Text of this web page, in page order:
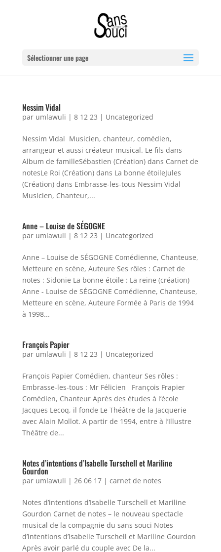
Sélectionner une page
Nessim Vidal
par umlawuli | 8 12 23 | Uncategorized
Nessim Vidal Musicien, chanteur, comédien,
arrangeur et aussi créateur musical. Le fils dans
Album de familleSébastien (Création) dans Carnet de
notesLe Roi (Création) dans La bonne étoileJules
(Création) dans Embrasse-les-tous Nessim Vidal
Musicien, Chanteur,...
Anne – Louise de SÉGOGNE
par umlawuli | 8 12 23 | Uncategorized
Anne – Louise de SÉGOGNE Comédienne, Chanteuse,
Metteure en scène, Auteure Ses rôles : Carnet de
notes : Sidonie La bonne étoile : La reine (création)
Anne - Louise de SÉGOGNE Comédienne, Chanteuse,
Metteure en scène, Auteure Formée à Paris de 1994
à 1998...
François Papier
par umlawuli | 8 12 23 | Uncategorized
François Papier Comédien, chanteur Ses rôles :
Embrasse-les-tous : Mr Félicien François Frapier
Comédien, Chanteur Après des études à l’école
Jacques Lecoq, il fonde Le Théâtre de la Jacquerie
avec Alain Mollot. A partir de 1994, entre à l’Illustre
Théâtre de...
Notes d’intentions d’Isabelle Turschell et Mariline
Gourdon
par umlawuli | 26 06 17| carnet de notes
Notes d’intentions d’Isabelle Turschell et Mariline
Gourdon Carnet de notes – le nouveau spectacle
musical de la compagnie du sans souci Notes
d’intentions d’Isabelle Turschell et Mariline Gourdon
Après avoir parlé du couple avec De la...